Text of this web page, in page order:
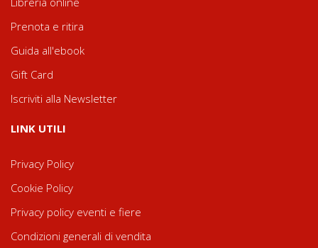
Prenota e ritira
Guida all'ebook
Gift Card
Iscriviti alla Newsletter
LINK UTILI
Privacy Policy
Cookie Policy
Privacy policy eventi e fiere
Condizioni generali di vendita